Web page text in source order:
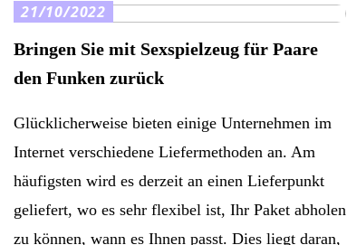
21/10/2022
Bringen Sie mit Sexspielzeug für Paare
den Funken zurück
Glücklicherweise bieten einige Unternehmen im
Internet verschiedene Liefermethoden an. Am
häufigsten wird es derzeit an einen Lieferpunkt
geliefert, wo es sehr flexibel ist, Ihr Paket abholen
zu können, wann es Ihnen passt. Dies liegt daran,